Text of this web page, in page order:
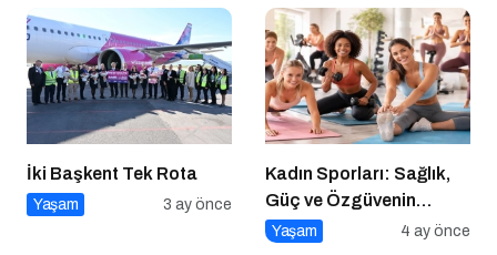
İki Başkent Tek Rota
Yaşam 3 ay önce
Kadın Sporları: Sağlık,
Güç ve Özgüvenin
Anahtarı
Yaşam 4 ay önce